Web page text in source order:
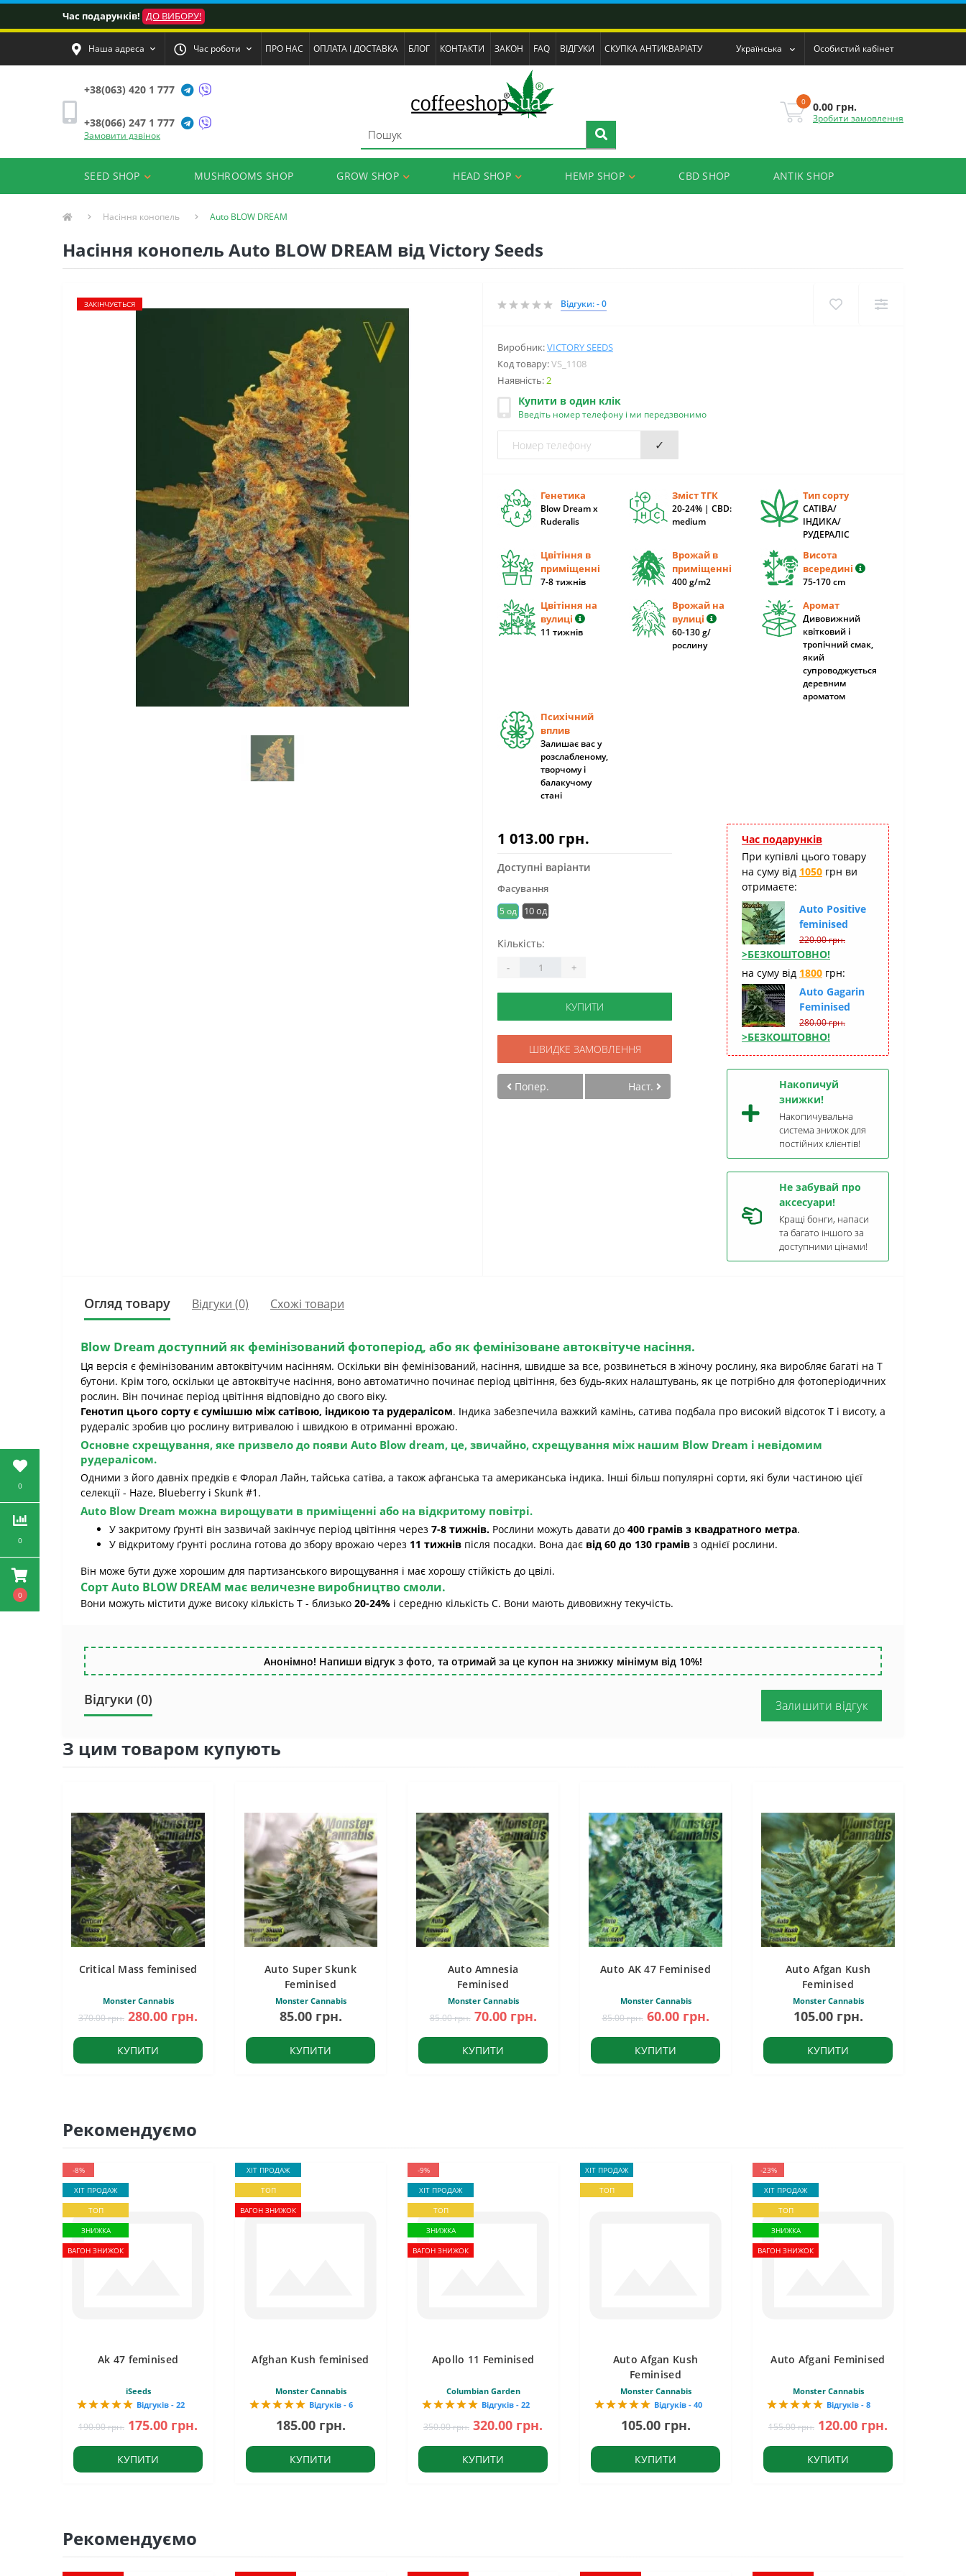
0
0
0
Час подарунків! ДО ВИБОРУ!
Наша адреса Час роботи ПРО НАС ОПЛАТА І ДОСТАВКА БЛОГ КОНТАКТИ ЗАКОН FAQ ВІДГУКИ СКУПКА АНТИКВАРІАТУ Українська Особистий кабінет
+38(063) 420 1 777
+38(066) 247 1 777
Замовити дзвінок
0 0.00 грн.
Зробити замовлення
SEED SHOP MUSHROOMS SHOP GROW SHOP HEAD SHOP HEMP SHOP CBD SHOP ANTIK SHOP
Насіння конопель Auto BLOW DREAM
Насіння конопель Auto BLOW DREAM від Victory Seeds
ЗАКІНЧУЄТЬСЯ Відгуки: - 0
Виробник:VICTORY SEEDS
Код товару:VS_1108
Наявність:2
Купити в один клік
Введіть номер телефону і ми передзвонимо
✓
Генетика
Blow Dream x
Ruderalis
Зміст ТГК
20-24% | CBD:
medium
Тип сорту
САТІВА/
ІНДИКА/
РУДЕРАЛІС
Цвітіння в
приміщенні
7-8 тижнів
Врожай в
приміщенні
400 g/m2
Висота
всередині
75-170 cm
Цвітіння на
вулиці
11 тижнів
Врожай на
вулиці
60-130 g/
рослину
Аромат
Дивовижний
квітковий і
тропічний смак,
який
супроводжується
деревним
ароматом
Психічний
вплив
Залишає вас у
розслабленому,
творчому і
балакучому
стані
1 013.00 грн.
Доступні варіанти
Фасування
5 од 10 од
Кількість:
- +
КУПИТИ
ШВИДКЕ ЗАМОВЛЕННЯ
Попер. Наст.
Час подарунків
При купівлі цього товару
на суму від 1050 грн ви
отримаєте:
Auto Positive
feminised
220.00 грн.
>БЕЗКОШТОВНО!
на суму від 1800 грн:
Auto Gagarin
Feminised
280.00 грн.
>БЕЗКОШТОВНО!
Накопичуй
знижки!
Накопичувальна
система знижок для
постійних клієнтів!
Не забувай про
аксесуари!
Кращі бонги, напаси
та багато іншого за
доступними цінами!
Огляд товару Відгуки (0) Схожі товари
Blow Dream доступний як фемінізований фотоперіод, або як фемінізоване автоквітуче насіння.
Ця версія є фемінізованим автоквітучим насінням. Оскільки він фемінізований, насіння, швидше за все, розвинеться в жіночу рослину, яка виробляє багаті на Т
бутони. Крім того, оскільки це автоквітуче насіння, воно автоматично починає період цвітіння, без будь-яких налаштувань, як це потрібно для фотоперіодичних
рослин. Він починає період цвітіння відповідно до свого віку.
Генотип цього сорту є сумішшю між сатівою, індикою та рудералісом. Індика забезпечила важкий камінь, сатива подбала про високий відсоток T і висоту, а
рудераліс зробив цю рослину витривалою і швидкою в отриманні врожаю.
Основне схрещування, яке призвело до появи Auto Blow dream, це, звичайно, схрещування між нашим Blow Dream і невідомим
рудералісом.
Одними з його давніх предків є Флорал Лайн, тайська сатіва, а також афганська та американська індика. Інші більш популярні сорти, які були частиною цієї
селекції - Haze, Blueberry і Skunk #1.
Auto Blow Dream можна вирощувати в приміщенні або на відкритому повітрі.
У закритому ґрунті він зазвичай закінчує період цвітіння через 7-8 тижнів. Рослини можуть давати до 400 грамів з квадратного метра.
У відкритому ґрунті рослина готова до збору врожаю через 11 тижнів після посадки. Вона дає від 60 до 130 грамів з однієї рослини.
Він може бути дуже хорошим для партизанського вирощування і має хорошу стійкість до цвілі.
СортAuto BLOW DREAM має величезне виробництво смоли.
Вони можуть містити дуже високу кількість Т - близько 20-24% і середню кількість С. Вони мають дивовижну текучість.
Анонімно! Напиши відгук з фото, та отримай за це купон на знижку мінімум від 10%!
Відгуки (0) Залишити відгук
З цим товаром купують
Critical Mass feminised
Monster Cannabis
370.00 грн. 280.00 грн.
КУПИТИ
Auto Super Skunk
Feminised
Monster Cannabis
85.00 грн.
КУПИТИ
Auto Amnesia
Feminised
Monster Cannabis
85.00 грн. 70.00 грн.
КУПИТИ
Auto AK 47 Feminised
Monster Cannabis
85.00 грн. 60.00 грн.
КУПИТИ
Auto Afgan Kush
Feminised
Monster Cannabis
105.00 грн.
КУПИТИ
Рекомендуємо
-8%
ХІТ ПРОДАЖ
ТОП
ЗНИЖКА
ВАГОН ЗНИЖОК
Ak 47 feminised
iSeeds
Відгуків - 22
190.00 грн. 175.00 грн.
КУПИТИ
ХІТ ПРОДАЖ
ТОП
ВАГОН ЗНИЖОК
Afghan Kush feminised
Monster Cannabis
Відгуків - 6
185.00 грн.
КУПИТИ
-9%
ХІТ ПРОДАЖ
ТОП
ЗНИЖКА
ВАГОН ЗНИЖОК
Apollo 11 Feminised
Columbian Garden
Відгуків - 22
350.00 грн. 320.00 грн.
КУПИТИ
ХІТ ПРОДАЖ
ТОП
Auto Afgan Kush
Feminised
Monster Cannabis
Відгуків - 40
105.00 грн.
КУПИТИ
-23%
ХІТ ПРОДАЖ
ТОП
ЗНИЖКА
ВАГОН ЗНИЖОК
Auto Afgani Feminised
Monster Cannabis
Відгуків - 8
155.00 грн. 120.00 грн.
КУПИТИ
Рекомендуємо